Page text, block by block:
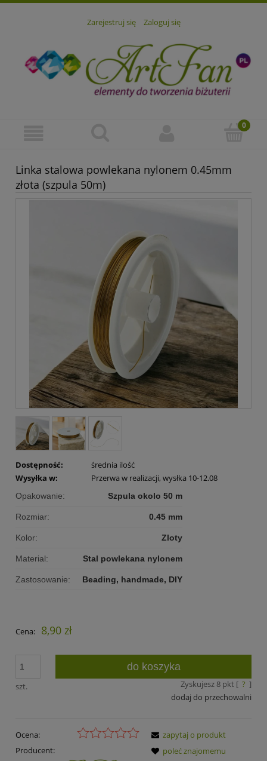
Zarejestruj się Zaloguj się
Linka stalowa powlekana nylonem 0.45mm
złota (szpula 50m)
Dostępność:
średnia ilość
Wysyłka w:
Przerwa w realizacji, wysłka 10-12.08
Opakowanie: Szpula okolo 50 m
Rozmiar: 0.45 mm
Kolor: Zloty
Material: Stal powlekana nylonem
Zastosowanie: Beading, handmade, DIY
Cena: 8,90 zł
szt.
do koszyka
Zyskujesz 8pkt [ ? ]
dodaj do przechowalni
Ocena:
Producent:
zapytaj o produkt
poleć znajomemu